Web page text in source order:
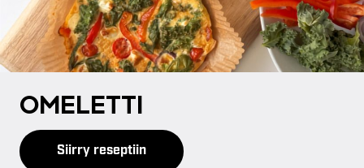
OME­LET­TI
Siirry reseptiin